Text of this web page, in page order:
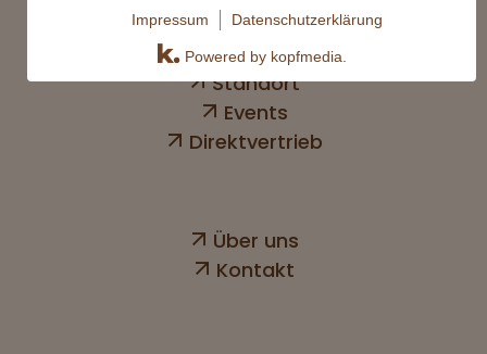
Powered by kopfmedia.
Impressum Datenschutzerklärung
Standort
Events
Direktvertrieb
Über uns
Kontakt